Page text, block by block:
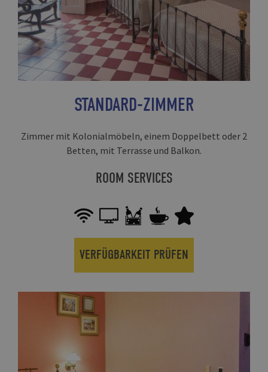
STANDARD-ZIMMER
Zimmer mit Kolonialmöbeln, einem Doppelbett oder 2
Betten, mit Terrasse und Balkon.
ROOM SERVICES
VERFÜGBARKEIT PRÜFEN